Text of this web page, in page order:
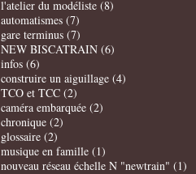
l'atelier du modéliste (8)
automatismes (7)
gare terminus (7)
NEW BISCATRAIN (6)
infos (6)
construire un aiguillage (4)
TCO et TCC (2)
caméra embarquée (2)
chronique (2)
glossaire (2)
musique en famille (1)
nouveau réseau échelle N "newtrain" (1)